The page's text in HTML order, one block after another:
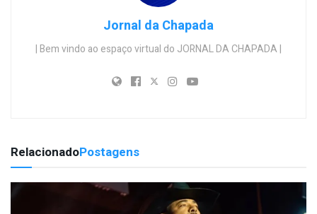
Jornal da Chapada
| Bem vindo ao espaço virtual do JORNAL DA CHAPADA |
RelacionadoPostagens